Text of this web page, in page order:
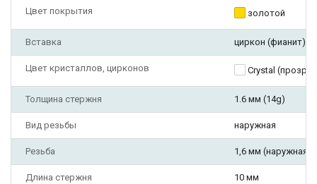
Цвет покрытия золотой
Вставка циркон (фианит)
Цвет кристаллов, цирконов Crystal
Толщина стержня 1.6 мм (14g)
Вид резьбы наружная
Резьба 1,6 мм (наружная)
Длина стержня 10 мм